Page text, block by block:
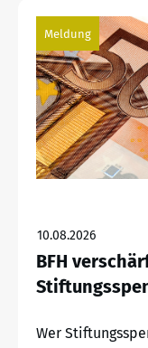
Meldung
10.08.2026
BFH
Wer